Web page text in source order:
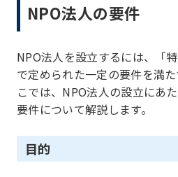
NPO法人の要件
NPO法人を設立するには、「
で定められた一定の要件を満
こでは、NPO法人の設立にあ
要件について解説します。
目的